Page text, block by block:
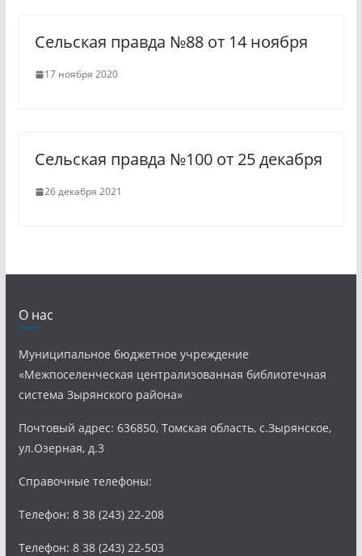
Сельская правда №88 от 14 ноября
17 ноября 2020
Сельская правда №100 от 25 декабря
26 декабря 2021
О нас
Муниципальное бюджетное учреждение
«Межпоселенческая централизованная библиотечная
система Зырянского района»
Почтовый адрес: 636850, Томская область, с.Зырянское,
ул.Озерная, д.3
Справочные телефоны:
Телефон: 8 38 (243) 22-208
Телефон: 8 38 (243) 22-503